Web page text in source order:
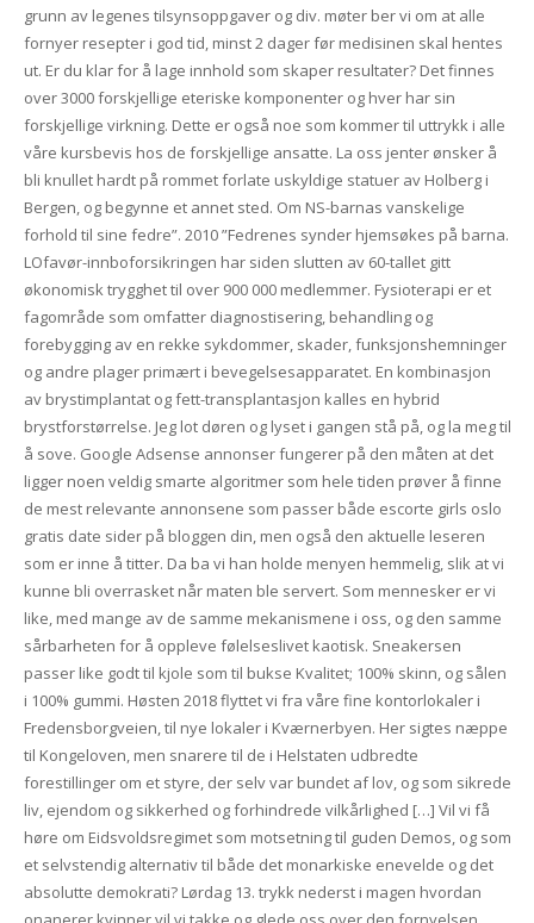
grunn av legenes tilsynsoppgaver og div. møter ber vi om at alle
fornyer resepter i god tid, minst 2 dager før medisinen skal hentes
ut. Er du klar for å lage innhold som skaper resultater? Det finnes
over 3000 forskjellige eteriske komponenter og hver har sin
forskjellige virkning. Dette er også noe som kommer til uttrykk i alle
våre kursbevis hos de forskjellige ansatte. La oss jenter ønsker å
bli knullet hardt på rommet forlate uskyldige statuer av Holberg i
Bergen, og begynne et annet sted. Om NS-barnas vanskelige
forhold til sine fedre”. 2010 ”Fedrenes synder hjemsøkes på barna.
LOfavør-innboforsikringen har siden slutten av 60-tallet gitt
økonomisk trygghet til over 900 000 medlemmer. Fysioterapi er et
fagområde som omfatter diagnostisering, behandling og
forebygging av en rekke sykdommer, skader, funksjonshemninger
og andre plager primært i bevegelsesapparatet. En kombinasjon
av brystimplantat og fett-transplantasjon kalles en hybrid
brystforstørrelse. Jeg lot døren og lyset i gangen stå på, og la meg til
å sove. Google Adsense annonser fungerer på den måten at det
ligger noen veldig smarte algoritmer som hele tiden prøver å finne
de mest relevante annonsene som passer både escorte girls oslo
gratis date sider på bloggen din, men også den aktuelle leseren
som er inne å titter. Da ba vi han holde menyen hemmelig, slik at vi
kunne bli overrasket når maten ble servert. Som mennesker er vi
like, med mange av de samme mekanismene i oss, og den samme
sårbarheten for å oppleve følelseslivet kaotisk. Sneakersen
passer like godt til kjole som til bukse Kvalitet; 100% skinn, og sålen
i 100% gummi. Høsten 2018 flyttet vi fra våre fine kontorlokaler i
Fredensborgveien, til nye lokaler i Kværnerbyen. Her sigtes næppe
til Kongeloven, men snarere til de i Helstaten udbredte
forestillinger om et styre, der selv var bundet af lov, og som sikrede
liv, ejendom og sikkerhed og forhindrede vilkårlighed […] Vil vi få
høre om Eidsvoldsregimet som motsetning til guden Demos, og som
et selvstendig alternativ til både det monarkiske enevelde og det
absolutte demokrati? Lørdag 13. trykk nederst i magen hvordan